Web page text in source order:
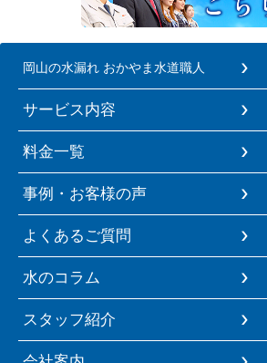
岡山の水漏れ おかやま水道職人
サービス内容
料金一覧
事例・お客様の声
よくあるご質問
水のコラム
スタッフ紹介